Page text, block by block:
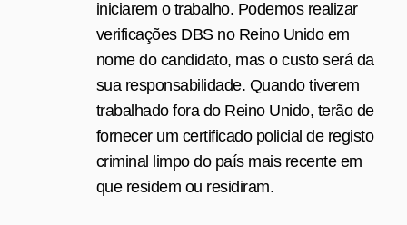
iniciarem o trabalho. Podemos realizar
verificações DBS no Reino Unido em
nome do candidato, mas o custo será da
sua responsabilidade. Quando tiverem
trabalhado fora do Reino Unido, terão de
fornecer um certificado policial de registo
criminal limpo do país mais recente em
que residem ou residiram.